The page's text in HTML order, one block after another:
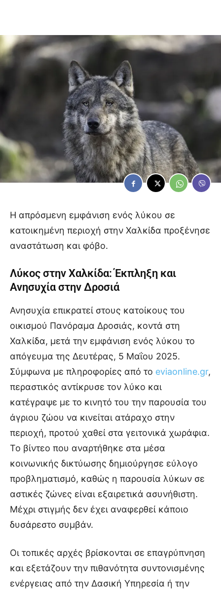
Η απρόσμενη εμφάνιση ενός λύκου σε
κατοικημένη περιοχή στην Χαλκίδα προξένησε
αναστάτωση και φόβο.
Λύκος στην Χαλκίδα: Έκπληξη και
Ανησυχία στην Δροσιά
Ανησυχία επικρατεί στους κατοίκους του
οικισμού Πανόραμα Δροσιάς, κοντά στη
Χαλκίδα, μετά την εμφάνιση ενός λύκου το
απόγευμα της Δευτέρας, 5 Μαΐου 2025.
Σύμφωνα με πληροφορίες από το eviaonline.gr,
περαστικός αντίκρυσε τον λύκο και
κατέγραψε με το κινητό του την παρουσία του
άγριου ζώου να κινείται ατάραχο στην
περιοχή, προτού χαθεί στα γειτονικά χωράφια.
Το βίντεο που αναρτήθηκε στα μέσα
κοινωνικής δικτύωσης δημιούργησε εύλογο
προβληματισμό, καθώς η παρουσία λύκων σε
αστικές ζώνες είναι εξαιρετικά ασυνήθιστη.
Μέχρι στιγμής δεν έχει αναφερθεί κάποιο
δυσάρεστο συμβάν.
Οι τοπικές αρχές βρίσκονται σε επαγρύπνηση
και εξετάζουν την πιθανότητα συντονισμένης
ενέργειας από την Δασική Υπηρεσία ή την